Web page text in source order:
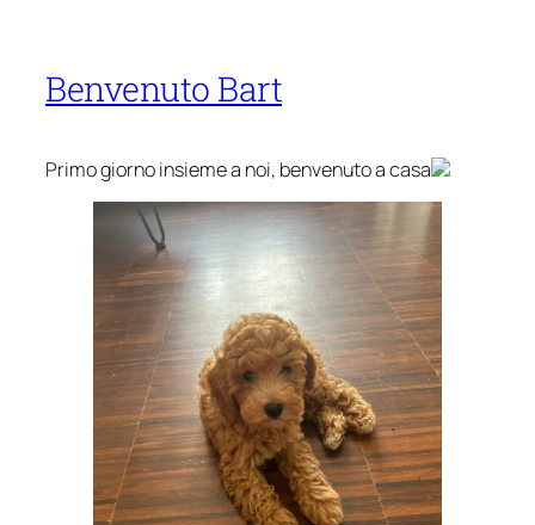
Benvenuto Bart
Primo giorno insieme a noi, benvenuto a casa